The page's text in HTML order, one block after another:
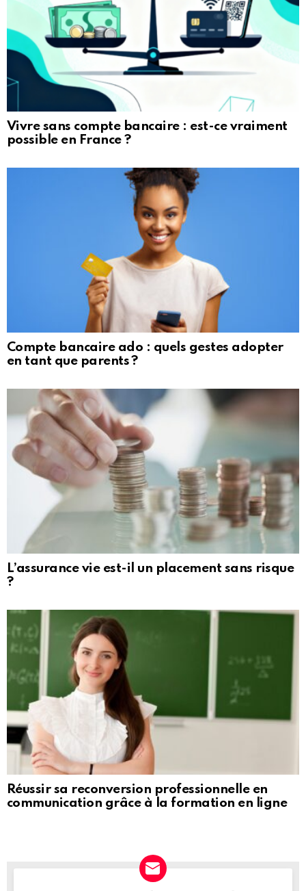
Vivre sans compte bancaire : est-ce vraiment
possible en France ?
Compte bancaire ado : quels gestes adopter
en tant que parents ?
L’assurance vie est-il un placement sans risque
?
Réussir sa reconversion professionnelle en
communication grâce à la formation en ligne